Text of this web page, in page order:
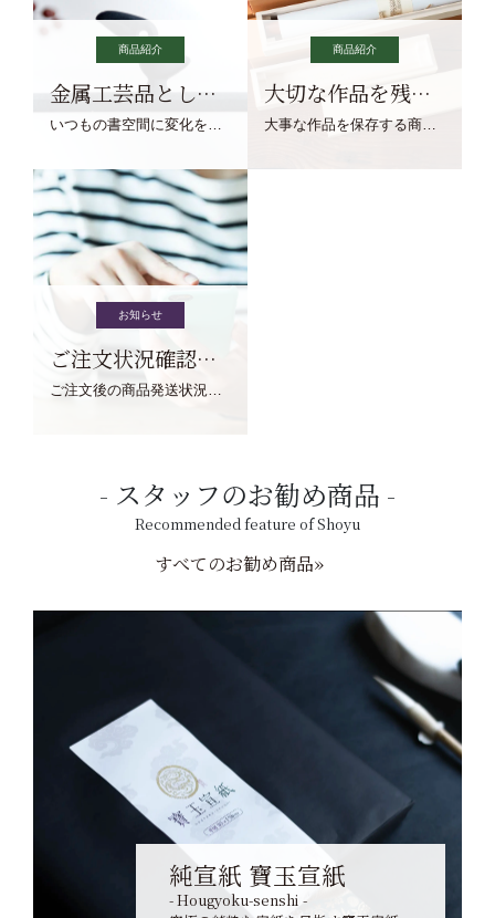
商品紹介
金属工芸品としての文鎮
商品紹介
大切な作品を残す作品保存商品
お知らせ
ご注文状況確認について
スタッフのお勧め商品
Recommended feature of Shoyu
すべてのお勧め商品»
純宣紙 寶玉宣紙
- Hougyoku-senshi -